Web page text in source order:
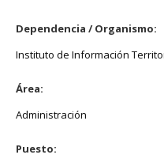
Dependencia / Organismo:
Instituto de Información
Área:
Administración
Puesto: